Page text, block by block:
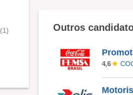
(1) Outros
4,6